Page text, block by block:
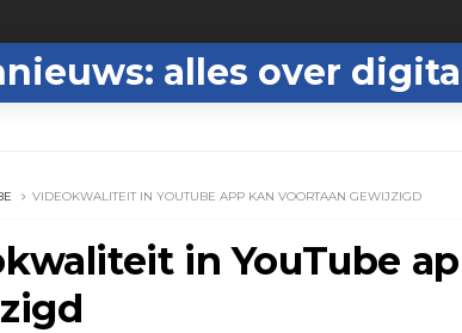
alles over
VIDEOKWALITEIT IN YOUTUBE APP KAN VOORTAAN GEWIJZIGD
in YouTube